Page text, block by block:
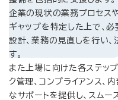
企業の現状の業務プロセス
ギャップを特定した上で、
設計、業務の見直しを行い
す。
また上場に向けた各ステッ
ク管理、コンプライアンス
なサポートを提供し、スム